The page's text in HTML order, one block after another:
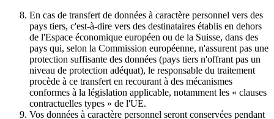
En cas de transfert de données à caractère personnel vers des
pays tiers, c'est-à-dire vers des destinataires établis en dehors
de l'Espace économique européen ou de la Suisse, dans des
pays qui, selon la Commission européenne, n'assurent pas une
protection suffisante des données (pays tiers n'offrant pas un
niveau de protection adéquat), le responsable du traitement
procède à ce transfert en recourant à des mécanismes
conformes à la législation applicable, notamment les « clauses
contractuelles types » de l'UE.
Vos données à caractère personnel seront conservées pendant